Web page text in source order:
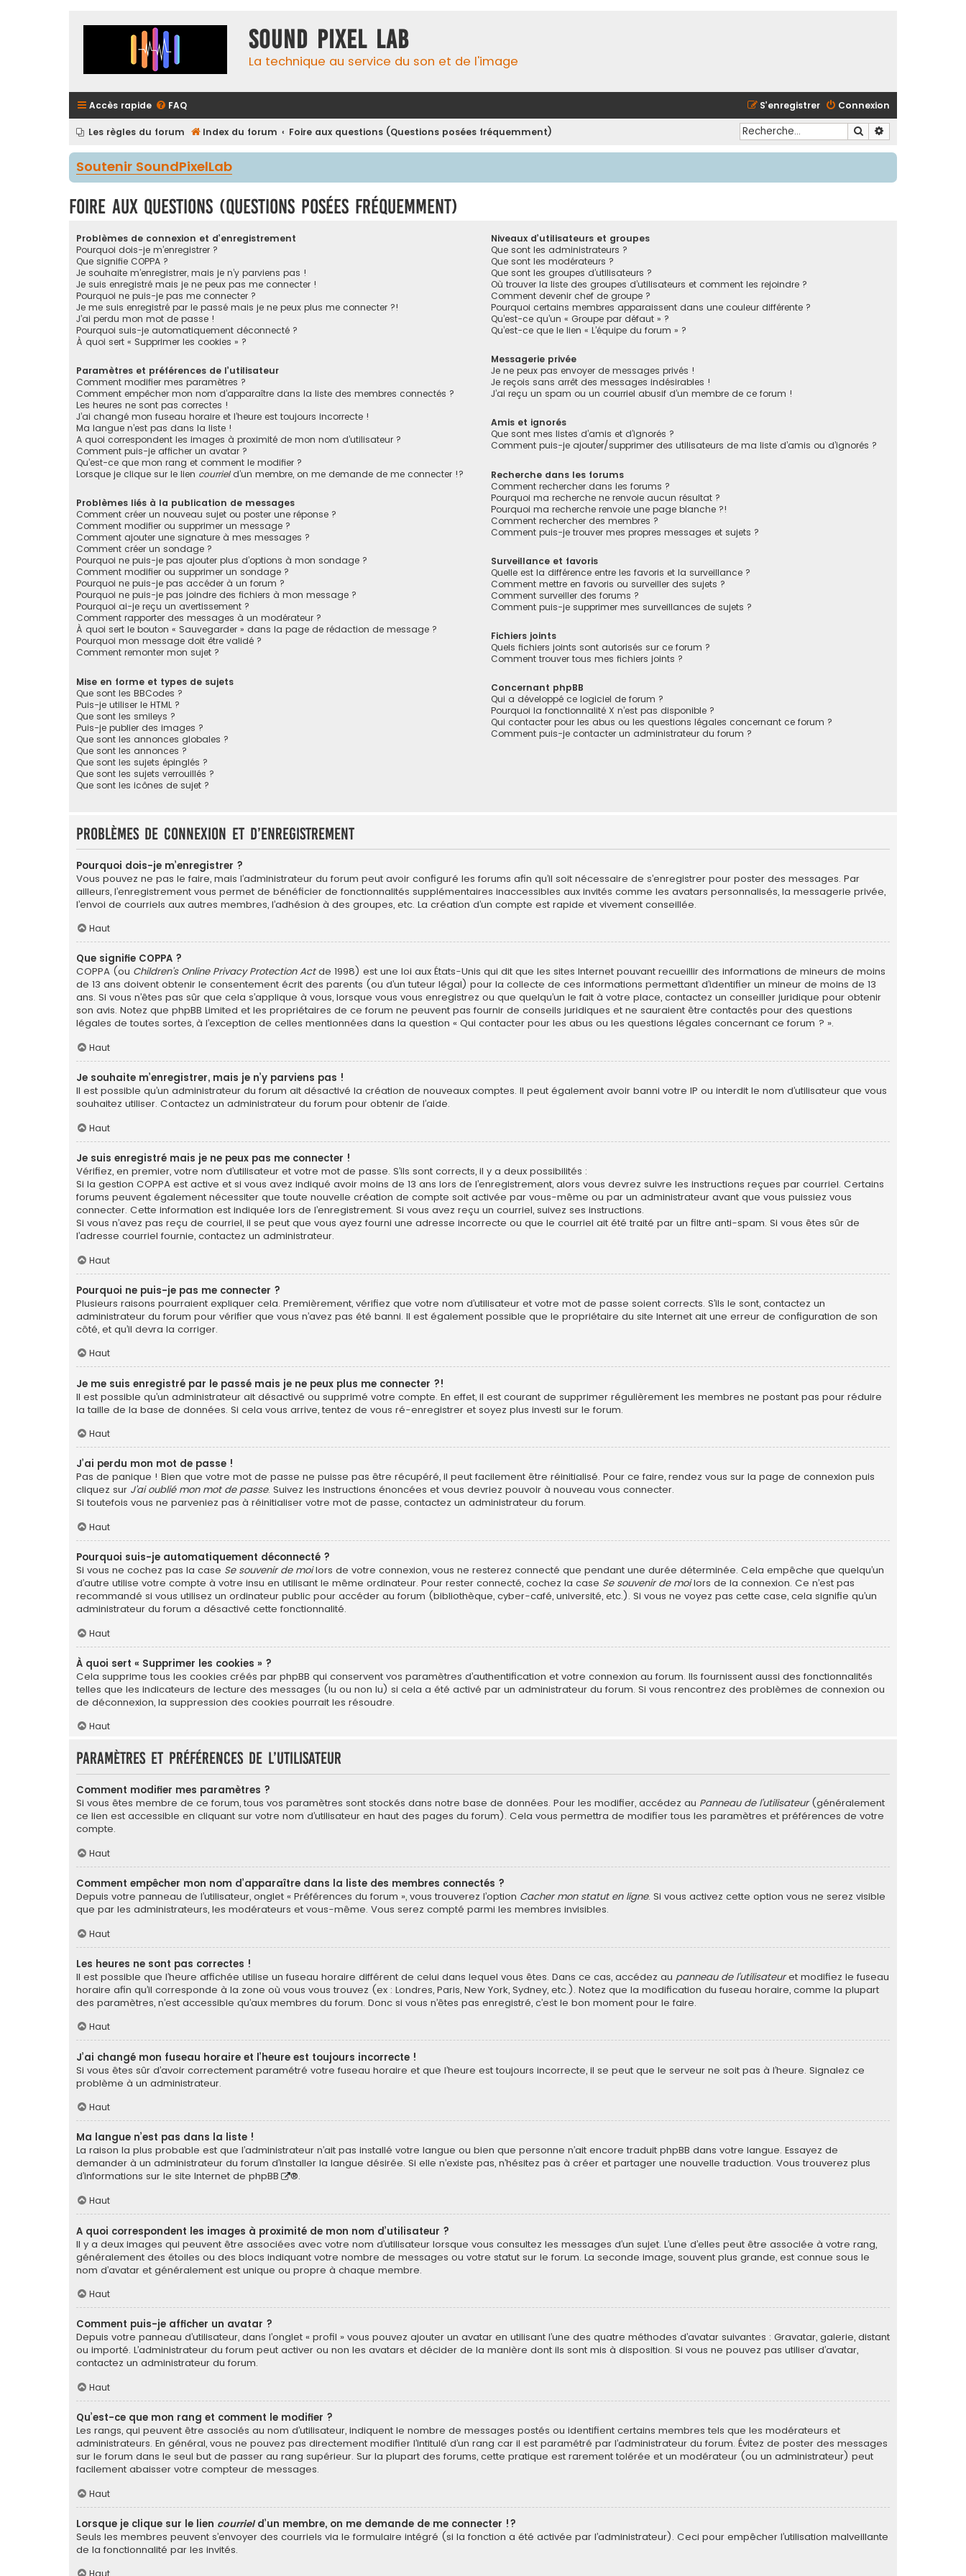
Sound Pixel Lab
La technique au service du son et de l'image
Accès rapide FAQ Connexion
S’enregistrer
Les règles du forum Index du forum Foire aux questions (Questions posées fréquemment) Rechercher
Soutenir SoundPixelLab
Foire aux questions (Questions posées fréquemment)
Problèmes de connexion et d’enregistrement
Pourquoi dois-je m’enregistrer ?
Que signifie COPPA ?
Je souhaite m’enregistrer, mais je n’y parviens pas !
Je suis enregistré mais je ne peux pas me connecter !
Pourquoi ne puis-je pas me connecter ?
Je me suis enregistré par le passé mais je ne peux plus me connecter ?!
J’ai perdu mon mot de passe !
Pourquoi suis-je automatiquement déconnecté ?
À quoi sert « Supprimer les cookies » ?
Paramètres et préférences de l’utilisateur
Comment modifier mes paramètres ?
Comment empêcher mon nom d’apparaître dans la liste des membres connectés ?
Les heures ne sont pas correctes !
J’ai changé mon fuseau horaire et l’heure est toujours incorrecte !
Ma langue n’est pas dans la liste !
A quoi correspondent les images à proximité de mon nom d’utilisateur ?
Comment puis-je afficher un avatar ?
Qu’est-ce que mon rang et comment le modifier ?
Lorsque je clique sur le lien courrield’un membre, on me demande de me connecter !?
Problèmes liés à la publication de messages
Comment créer un nouveau sujet ou poster une réponse ?
Comment modifier ou supprimer un message ?
Comment ajouter une signature à mes messages ?
Comment créer un sondage ?
Pourquoi ne puis-je pas ajouter plus d’options à mon sondage ?
Comment modifier ou supprimer un sondage ?
Pourquoi ne puis-je pas accéder à un forum ?
Pourquoi ne puis-je pas joindre des fichiers à mon message ?
Pourquoi ai-je reçu un avertissement ?
Comment rapporter des messages à un modérateur ?
À quoi sert le bouton « Sauvegarder » dans la page de rédaction de message ?
Pourquoi mon message doit être validé ?
Comment remonter mon sujet ?
Mise en forme et types de sujets
Que sont les BBCodes ?
Puis-je utiliser le HTML ?
Que sont les smileys ?
Puis-je publier des images ?
Que sont les annonces globales ?
Que sont les annonces ?
Que sont les sujets épinglés ?
Que sont les sujets verrouillés ?
Que sont les icônes de sujet ?
Niveaux d’utilisateurs et groupes
Que sont les administrateurs ?
Que sont les modérateurs ?
Que sont les groupes d’utilisateurs ?
Où trouver la liste des groupes d’utilisateurs et comment les rejoindre ?
Comment devenir chef de groupe ?
Pourquoi certains membres apparaissent dans une couleur différente ?
Qu’est-ce qu’un « Groupe par défaut » ?
Qu’est-ce que le lien « L’équipe du forum » ?
Messagerie privée
Je ne peux pas envoyer de messages privés !
Je reçois sans arrêt des messages indésirables !
J’ai reçu un spam ou un courriel abusif d’un membre de ce forum !
Amis et ignorés
Que sont mes listes d’amis et d’ignorés ?
Comment puis-je ajouter/supprimer des utilisateurs de ma liste d’amis ou d’ignorés ?
Recherche dans les forums
Comment rechercher dans les forums ?
Pourquoi ma recherche ne renvoie aucun résultat ?
Pourquoi ma recherche renvoie une page blanche ?!
Comment rechercher des membres ?
Comment puis-je trouver mes propres messages et sujets ?
Surveillance et favoris
Quelle est la différence entre les favoris et la surveillance ?
Comment mettre en favoris ou surveiller des sujets ?
Comment surveiller des forums ?
Comment puis-je supprimer mes surveillances de sujets ?
Fichiers joints
Quels fichiers joints sont autorisés sur ce forum ?
Comment trouver tous mes fichiers joints ?
Concernant phpBB
Qui a développé ce logiciel de forum ?
Pourquoi la fonctionnalité X n’est pas disponible ?
Qui contacter pour les abus ou les questions légales concernant ce forum ?
Comment puis-je contacter un administrateur du forum ?
Problèmes de connexion et d’enregistrement
Pourquoi dois-je m’enregistrer ?
Vous pouvez ne pas le faire, mais l’administrateur du forum peut avoir configuré les forums afin qu’il soit nécessaire de s’enregistrer pour poster des messages. Par
ailleurs, l’enregistrement vous permet de bénéficier de fonctionnalités supplémentaires inaccessibles aux invités comme les avatars personnalisés, la messagerie privée,
l’envoi de courriels aux autres membres, l’adhésion à des groupes, etc. La création d’un compte est rapide et vivement conseillée.
Haut
Que signifie COPPA ?
COPPA (ou Children’s Online Privacy Protection Actde 1998) est une loi aux États-Unis qui dit que les sites Internet pouvant recueillir des informations de mineurs de moins
de 13 ans doivent obtenir le consentement écrit des parents (ou d’un tuteur légal) pour la collecte de ces informations permettant d’identifier un mineur de moins de 13
ans. Si vous n’êtes pas sûr que cela s’applique à vous, lorsque vous vous enregistrez ou que quelqu’un le fait à votre place, contactez un conseiller juridique pour obtenir
son avis. Notez que phpBB Limited et les propriétaires de ce forum ne peuvent pas fournir de conseils juridiques et ne sauraient être contactés pour des questions
légales de toutes sortes, à l’exception de celles mentionnées dans la question « Qui contacter pour les abus ou les questions légales concernant ce forum ? ».
Haut
Je souhaite m’enregistrer, mais je n’y parviens pas !
Il est possible qu’un administrateur du forum ait désactivé la création de nouveaux comptes. Il peut également avoir banni votre IP ou interdit le nom d’utilisateur que vous
souhaitez utiliser. Contactez un administrateur du forum pour obtenir de l’aide.
Haut
Je suis enregistré mais je ne peux pas me connecter !
Vérifiez, en premier, votre nom d’utilisateur et votre mot de passe. S’ils sont corrects, il y a deux possibilités :
Si la gestion COPPA est active et si vous avez indiqué avoir moins de 13 ans lors de l’enregistrement, alors vous devrez suivre les instructions reçues par courriel. Certains
forums peuvent également nécessiter que toute nouvelle création de compte soit activée par vous-même ou par un administrateur avant que vous puissiez vous
connecter. Cette information est indiquée lors de l’enregistrement. Si vous avez reçu un courriel, suivez ses instructions.
Si vous n’avez pas reçu de courriel, il se peut que vous ayez fourni une adresse incorrecte ou que le courriel ait été traité par un filtre anti-spam. Si vous êtes sûr de
l’adresse courriel fournie, contactez un administrateur.
Haut
Pourquoi ne puis-je pas me connecter ?
Plusieurs raisons pourraient expliquer cela. Premièrement, vérifiez que votre nom d’utilisateur et votre mot de passe soient corrects. S’ils le sont, contactez un
administrateur du forum pour vérifier que vous n’avez pas été banni. Il est également possible que le propriétaire du site Internet ait une erreur de configuration de son
côté, et qu’il devra la corriger.
Haut
Je me suis enregistré par le passé mais je ne peux plus me connecter ?!
Il est possible qu’un administrateur ait désactivé ou supprimé votre compte. En effet, il est courant de supprimer régulièrement les membres ne postant pas pour réduire
la taille de la base de données. Si cela vous arrive, tentez de vous ré-enregistrer et soyez plus investi sur le forum.
Haut
J’ai perdu mon mot de passe !
Pas de panique ! Bien que votre mot de passe ne puisse pas être récupéré, il peut facilement être réinitialisé. Pour ce faire, rendez vous sur la page de connexion puis
cliquez sur J’ai oublié mon mot de passe. Suivez les instructions énoncées et vous devriez pouvoir à nouveau vous connecter.
Si toutefois vous ne parveniez pas à réinitialiser votre mot de passe, contactez un administrateur du forum.
Haut
Pourquoi suis-je automatiquement déconnecté ?
Si vous ne cochez pas la case Se souvenir de moilors de votre connexion, vous ne resterez connecté que pendant une durée déterminée. Cela empêche que quelqu’un
d’autre utilise votre compte à votre insu en utilisant le même ordinateur. Pour rester connecté, cochez la case Se souvenir de moilors de la connexion. Ce n’est pas
recommandé si vous utilisez un ordinateur public pour accéder au forum (bibliothèque, cyber-café, université, etc.). Si vous ne voyez pas cette case, cela signifie qu’un
administrateur du forum a désactivé cette fonctionnalité.
Haut
À quoi sert « Supprimer les cookies » ?
Cela supprime tous les cookies créés par phpBB qui conservent vos paramètres d’authentification et votre connexion au forum. Ils fournissent aussi des fonctionnalités
telles que les indicateurs de lecture des messages (lu ou non lu) si cela a été activé par un administrateur du forum. Si vous rencontrez des problèmes de connexion ou
de déconnexion, la suppression des cookies pourrait les résoudre.
Haut
Paramètres et préférences de l’utilisateur
Comment modifier mes paramètres ?
Si vous êtes membre de ce forum, tous vos paramètres sont stockés dans notre base de données. Pour les modifier, accédez au Panneau de l’utilisateur(généralement
ce lien est accessible en cliquant sur votre nom d’utilisateur en haut des pages du forum). Cela vous permettra de modifier tous les paramètres et préférences de votre
compte.
Haut
Comment empêcher mon nom d’apparaître dans la liste des membres connectés ?
Depuis votre panneau de l’utilisateur, onglet « Préférences du forum », vous trouverez l’option Cacher mon statut en ligne. Si vous activez cette option vous ne serez visible
que par les administrateurs, les modérateurs et vous-même. Vous serez compté parmi les membres invisibles.
Haut
Les heures ne sont pas correctes !
Il est possible que l’heure affichée utilise un fuseau horaire différent de celui dans lequel vous êtes. Dans ce cas, accédez au panneau de l’utilisateuret modifiez le fuseau
horaire afin qu’il corresponde à la zone où vous vous trouvez (ex : Londres, Paris, New York, Sydney, etc.). Notez que la modification du fuseau horaire, comme la plupart
des paramètres, n’est accessible qu’aux membres du forum. Donc si vous n’êtes pas enregistré, c’est le bon moment pour le faire.
Haut
J’ai changé mon fuseau horaire et l’heure est toujours incorrecte !
Si vous êtes sûr d’avoir correctement paramétré votre fuseau horaire et que l’heure est toujours incorrecte, il se peut que le serveur ne soit pas à l’heure. Signalez ce
problème à un administrateur.
Haut
Ma langue n’est pas dans la liste !
La raison la plus probable est que l’administrateur n’ait pas installé votre langue ou bien que personne n’ait encore traduit phpBB dans votre langue. Essayez de
demander à un administrateur du forum d’installer la langue désirée. Si elle n’existe pas, n’hésitez pas à créer et partager une nouvelle traduction. Vous trouverez plus
d’informations sur le site Internet de phpBB ®.
Haut
A quoi correspondent les images à proximité de mon nom d’utilisateur ?
Il y a deux images qui peuvent être associées avec votre nom d’utilisateur lorsque vous consultez les messages d’un sujet. L’une d’elles peut être associée à votre rang,
généralement des étoiles ou des blocs indiquant votre nombre de messages ou votre statut sur le forum. La seconde image, souvent plus grande, est connue sous le
nom d’avatar et généralement est unique ou propre à chaque membre.
Haut
Comment puis-je afficher un avatar ?
Depuis votre panneau d’utilisateur, dans l’onglet « profil » vous pouvez ajouter un avatar en utilisant l’une des quatre méthodes d’avatar suivantes : Gravatar, galerie, distant
ou importé. L’administrateur du forum peut activer ou non les avatars et décider de la manière dont ils sont mis à disposition. Si vous ne pouvez pas utiliser d’avatar,
contactez un administrateur du forum.
Haut
Qu’est-ce que mon rang et comment le modifier ?
Les rangs, qui peuvent être associés au nom d’utilisateur, indiquent le nombre de messages postés ou identifient certains membres tels que les modérateurs et
administrateurs. En général, vous ne pouvez pas directement modifier l’intitulé d’un rang car il est paramétré par l’administrateur du forum. Évitez de poster des messages
sur le forum dans le seul but de passer au rang supérieur. Sur la plupart des forums, cette pratique est rarement tolérée et un modérateur (ou un administrateur) peut
facilement abaisser votre compteur de messages.
Haut
Lorsque je clique sur le lien courrield’un membre, on me demande de me connecter !?
Seuls les membres peuvent s’envoyer des courriels via le formulaire intégré (si la fonction a été activée par l’administrateur). Ceci pour empêcher l’utilisation malveillante
de la fonctionnalité par les invités.